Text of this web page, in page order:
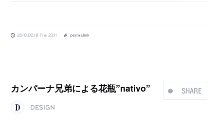
2010.02.18 Thu 23:11 permalink
SHARE
カンパーナ兄弟による花瓶”nativo”
DESIGN